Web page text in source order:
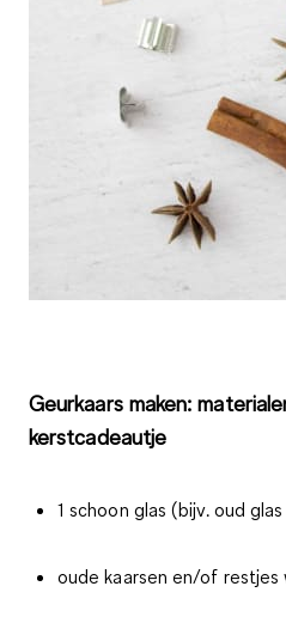
Geurkaars maken:
kerstcadeautje
1 schoon glas (bijv. oud
oude kaarsen en/of restjes